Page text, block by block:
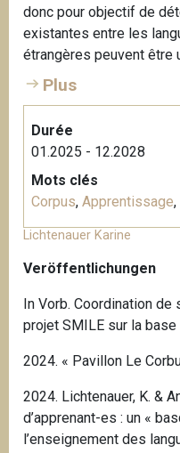
donc pour objectif de
existantes entre les
étrangères peuvent
Plus
Durée
01.2025 - 12.2028
Mots clés
Corpus, Apprentissage,
Lichtenauer Karine
Veröffentlichungen
In Vorb. Coordination
projet SMILE sur la base
2024. « Pavillon Le
2024. Lichtenauer, K. &
d’apprenant-es : un «
l’enseignement des